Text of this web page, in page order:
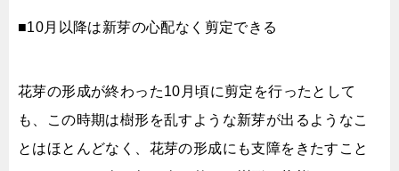
■10月以降は新芽の心配なく剪定できる
花芽の形成が終わった10月頃に剪定を行ったとして
も、この時期は樹形を乱すような新芽が出るようなこ
とはほとんどなく、花芽の形成にも支障をきたすこと